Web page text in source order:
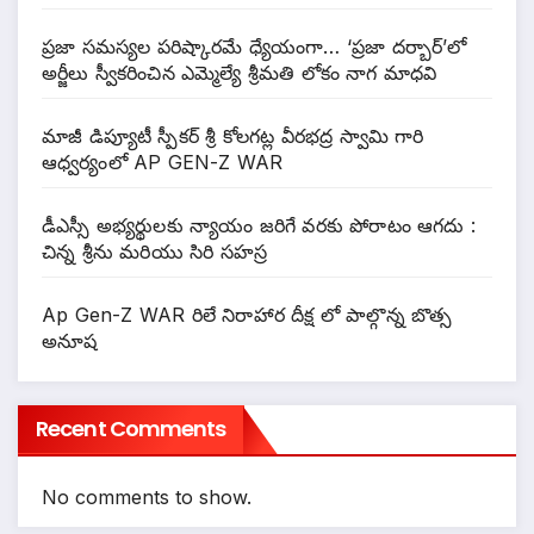
ప్రజా సమస్యల పరిష్కారమే ధ్యేయంగా… ‘ప్రజా దర్బార్’లో
అర్జీలు స్వీకరించిన ఎమ్మెల్యే శ్రీమతి లోకం నాగ మాధవి
మాజీ డిప్యూటీ స్పీకర్ శ్రీ కోలగట్ల వీరభద్ర స్వామి గారి
ఆధ్వర్యంలో AP GEN-Z WAR
డీఎస్సీ అభ్యర్థులకు న్యాయం జరిగే వరకు పోరాటం ఆగదు :
చిన్న శ్రీను మరియు సిరి సహస్ర
Ap Gen-Z WAR రిలే నిరాహార దీక్ష లో పాల్గొన్న బొత్స
అనూష
Recent Comments
No comments to show.